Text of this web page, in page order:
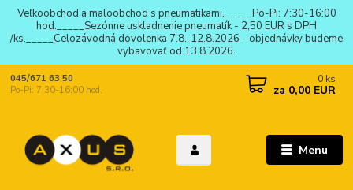
Veľkoobchod a maloobchod s pneumatikami._____Po-Pi: 7:30-16:00
hod._____Sezónne uskladnenie pneumatík - 2,50 EUR s DPH
/ks._____Celozávodná dovolenka 7.8.-12.8.2026 - objednávky budeme
vybavovať od 13.8.2026.
Menu
045/671 63 50
Po-Pi: 7:30-16:00 hod.
0 ks
za 0,00 EUR